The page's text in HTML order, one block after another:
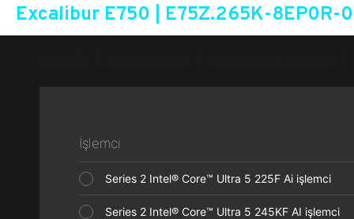
Excalibur E750 | E75Z.265K-8EP0R-
İşlemci
Series 2 Intel® Core™ Ultra 5 225F Ai işlemci
Series 2 Intel® Core™ Ultra 5 245KF AI işlemci